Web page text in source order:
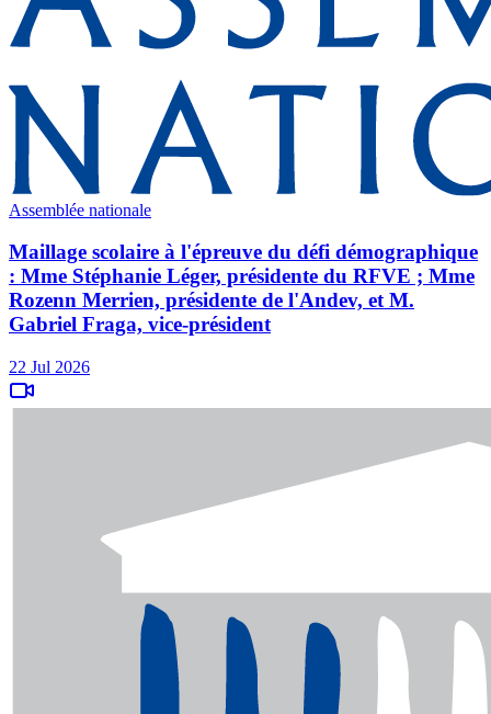
Assemblée nationale
Maillage scolaire à l'épreuve du défi démographique
: Mme Stéphanie Léger, présidente du RFVE ; Mme
Rozenn Merrien, présidente de l'Andev, et M.
Gabriel Fraga, vice-président
22 Jul 2026